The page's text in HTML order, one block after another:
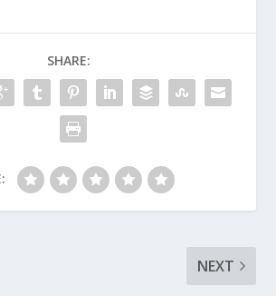
SHARE:
NEXT